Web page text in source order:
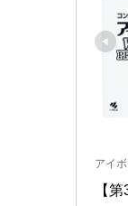
アイ
【